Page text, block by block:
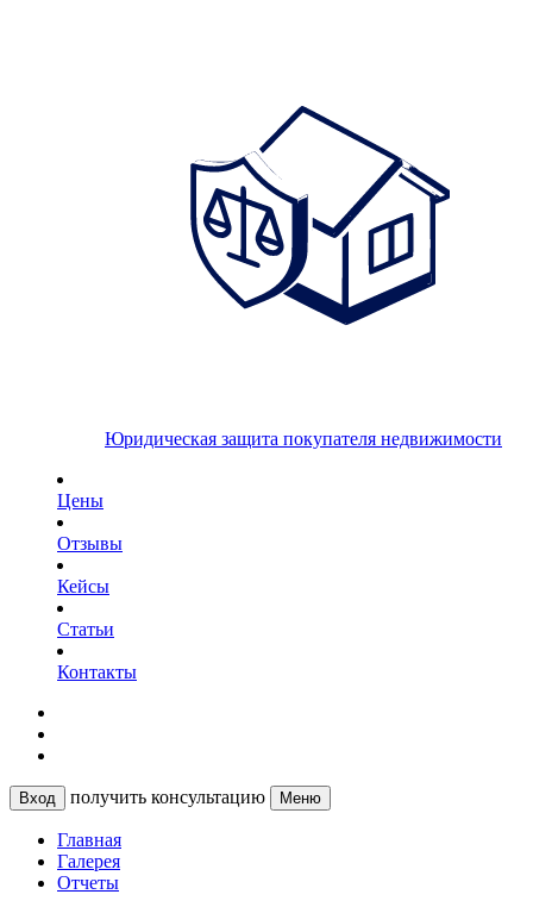
Юридическая защита покупателя недвижимости
Цены
Отзывы
Кейсы
Статьи
Контакты
Вход получить консультацию Меню
Главная
Галерея
Отчеты